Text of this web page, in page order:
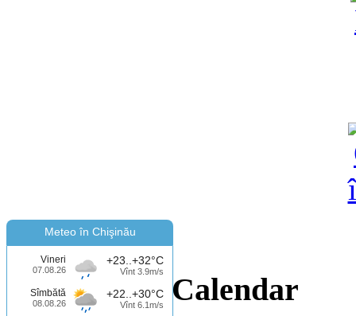
Meteo în Chişinău
Vineri
07.08.26
+23..+32°C
Vînt 3.9m/s
Sîmbătă
08.08.26
+22..+30°C
Vînt 6.1m/s Calendar